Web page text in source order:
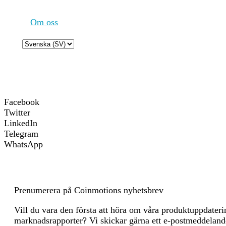
Växthusgasintensitet
Viktiga energikällor och metoder
Om oss
Choose
Facebook
Twitter
LinkedIn
Telegram
WhatsApp
Prenumerera på Coinmotions nyhetsbrev
Vill du vara den första att höra om våra
marknadsrapporter? Vi skickar gärna ett e-